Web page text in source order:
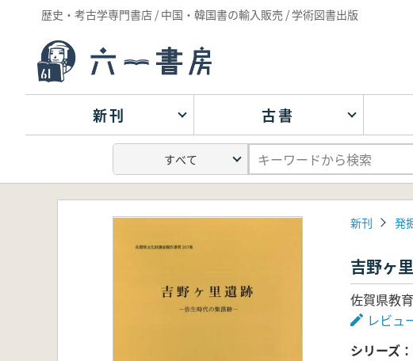
歴史・考古学専門書店 / 中国・韓国書の輸入販売 / 学術図書出版
新刊 古書
新刊 発
吉野ヶ
佐賀県教
レビュ
シリーズ